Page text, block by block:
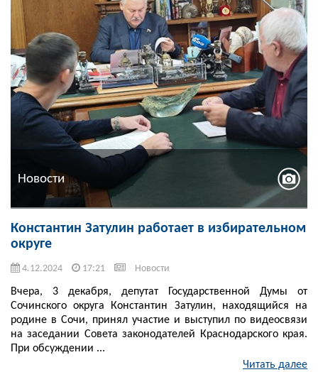
Новости
Константин Затулин работает в избирательном
округе
4.12.2024 17:21 Новости
Вчера, 3 декабря, депутат Государственной Думы от
Сочинского округа Константин Затулин, находящийся на
родине в Сочи, принял участие и выступил по видеосвязи
на заседании Совета законодателей Краснодарского края.
При обсуждении ...
Читать далее